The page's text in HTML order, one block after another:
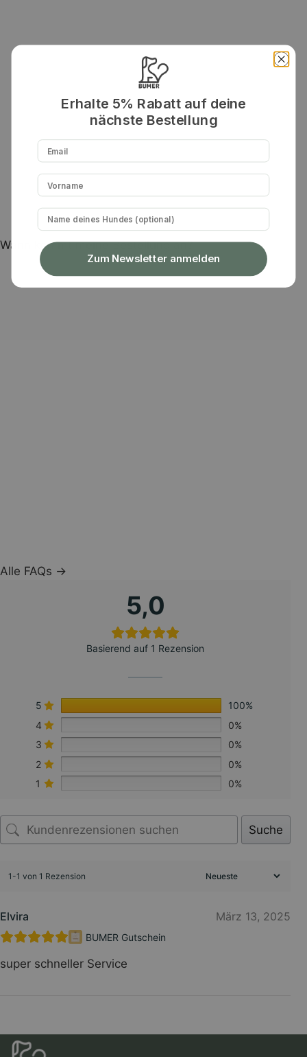
Wann kommt meine Bestellung an?
Alle FAQs →
5,0
Basierend auf 1 Rezension
5
100%
4
0%
3
0%
2
0%
1
0%
Suche
1-1 von 1 Rezension
Elvira März 13, 2025
BUMER Gutschein
super schneller Service
Erhalte 5% Rabatt auf deine
nächste Bestellung
Email
Vorname
Hundename
Zum Newsletter anmelden